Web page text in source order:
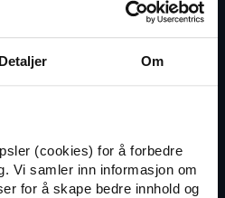
Detaljer Om
(cookies) for å forbedre
Vi samler inn informasjon om
for å skape bedre innhold og